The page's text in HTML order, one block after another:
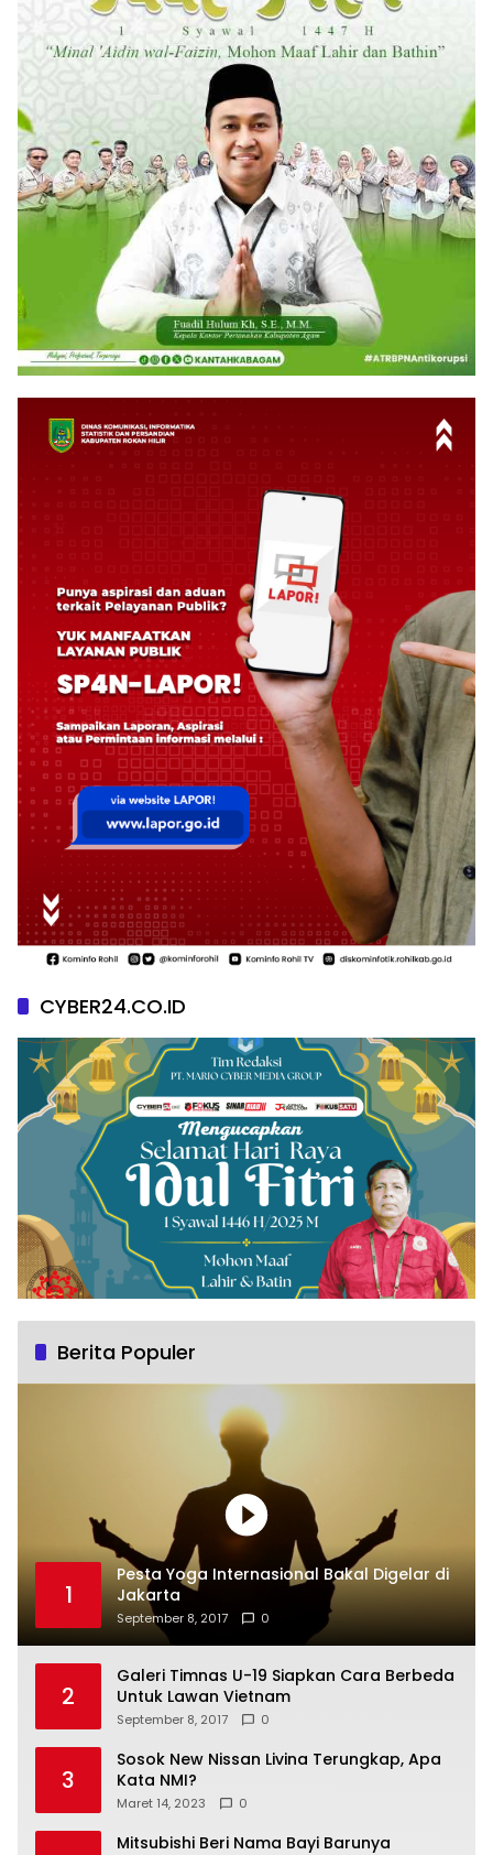
CYBER24.CO.ID
Berita Populer
1
Pesta Yoga Internasional Bakal Digelar di
Jakarta
September 8, 2017 0
2
Galeri Timnas U-19 Siapkan Cara Berbeda
Untuk Lawan Vietnam
September 8, 2017 0
3
Sosok New Nissan Livina Terungkap, Apa
Kata NMI?
Maret 14, 2023 0
Mitsubishi Beri Nama Bayi Barunya